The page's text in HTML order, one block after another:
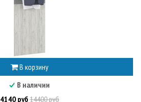
В корзину
В наличии
4140 руб14400 руб